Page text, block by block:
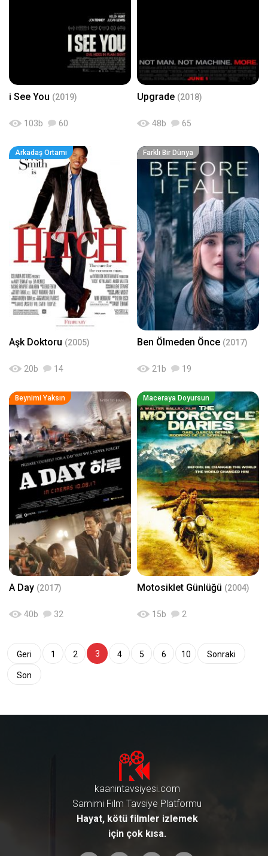
i See You (2019)
103b 60
Upgrade (2018)
48b 65
Arkadaş Ortamı
Aşk Doktoru (2005)
20b 14
Farklı Bir Dünya
Ben Ölmeden Önce (2017)
21 b 19
Beynimi Yaksın
A Day (2017)
40b 32
Maceraya Doyursun
Motosiklet Günlüğü (2004)
15b 2
Geri 1 2 3 4 5 6 10 Sonraki
Son
kaanintavsiyesi.com
Samimi Film Tavsiye Platformu
Hayat, kötü filmler izlemek
için çok kısa.